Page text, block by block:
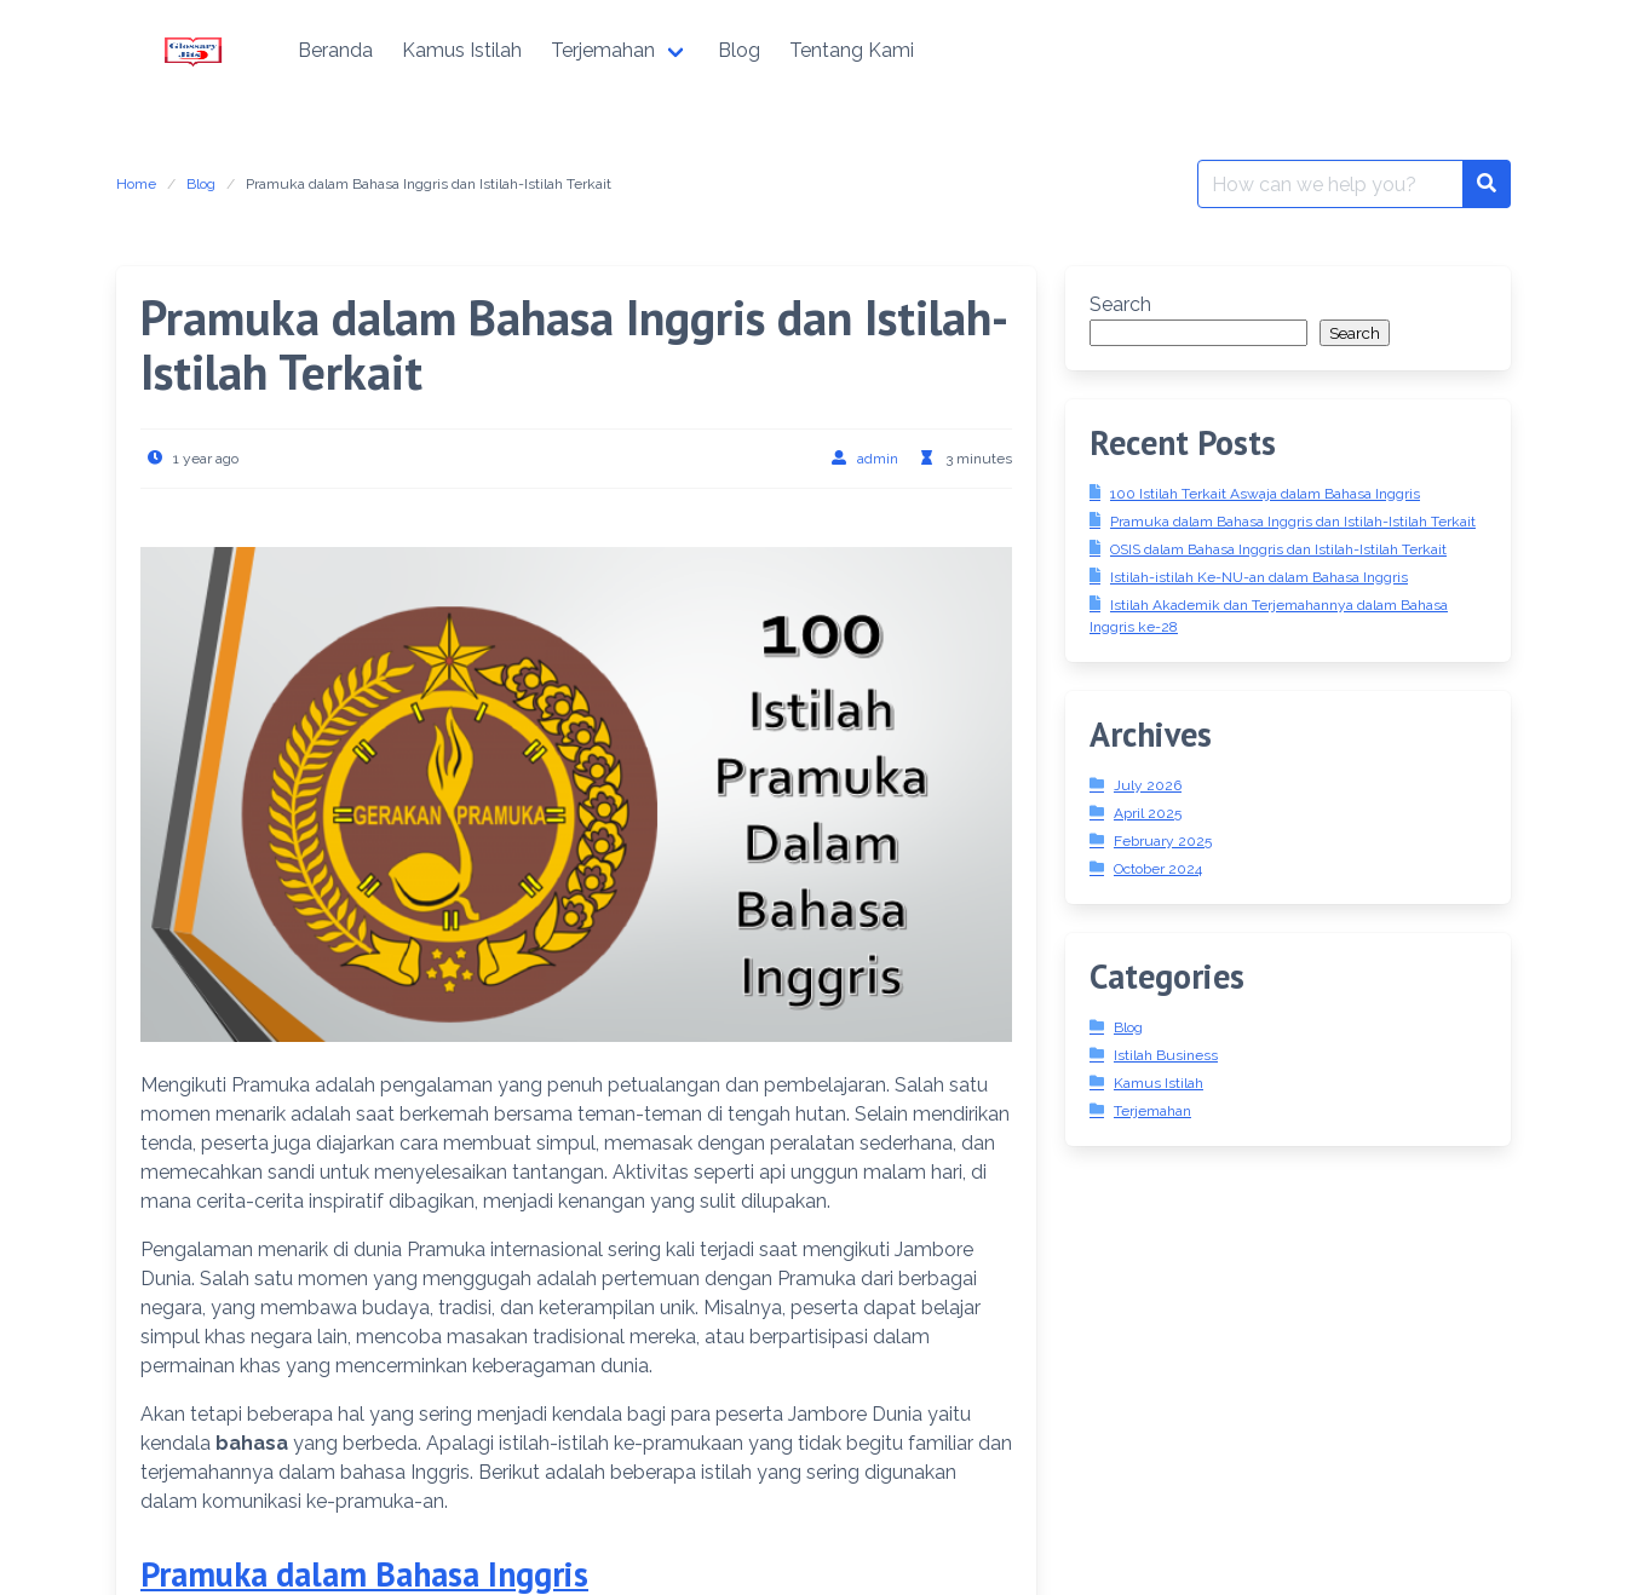
Beranda Kamus Istilah Terjemahan Blog Tentang Kami
Home Blog Pramuka dalam Bahasa Inggris dan Istilah-Istilah Terkait
Search
for:
Search
Search
Recent Posts
100 Istilah Terkait Aswaja dalam Bahasa Inggris
Pramuka dalam Bahasa Inggris dan Istilah-Istilah Terkait
OSIS dalam Bahasa Inggris dan Istilah-Istilah Terkait
Istilah-istilah Ke-NU-an dalam Bahasa Inggris
Istilah Akademik dan Terjemahannya dalam Bahasa
Inggris ke-28
Archives
July 2026
April 2025
February 2025
October 2024
Categories
Blog
Istilah Business
Kamus Istilah
Terjemahan
Pramuka dalam Bahasa Inggris dan Istilah-
Istilah Terkait
1 year ago admin 3 minutes
Mengikuti Pramuka adalah pengalaman yang penuh petualangan dan pembelajaran. Salah satu
momen menarik adalah saat berkemah bersama teman-teman di tengah hutan. Selain mendirikan
tenda, peserta juga diajarkan cara membuat simpul, memasak dengan peralatan sederhana, dan
memecahkan sandi untuk menyelesaikan tantangan. Aktivitas seperti api unggun malam hari, di
mana cerita-cerita inspiratif dibagikan, menjadi kenangan yang sulit dilupakan.
Pengalaman menarik di dunia Pramuka internasional sering kali terjadi saat mengikuti Jambore
Dunia. Salah satu momen yang menggugah adalah pertemuan dengan Pramuka dari berbagai
negara, yang membawa budaya, tradisi, dan keterampilan unik. Misalnya, peserta dapat belajar
simpul khas negara lain, mencoba masakan tradisional mereka, atau berpartisipasi dalam
permainan khas yang mencerminkan keberagaman dunia.
Akan tetapi beberapa hal yang sering menjadi kendala bagi para peserta Jambore Dunia yaitu
kendala bahasa yang berbeda. Apalagi istilah-istilah ke-pramukaan yang tidak begitu familiar dan
terjemahannya dalam bahasa Inggris. Berikut adalah beberapa istilah yang sering digunakan
dalam komunikasi ke-pramuka-an.
Pramuka dalam Bahasa Inggris